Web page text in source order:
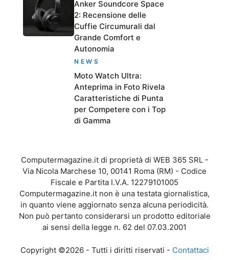
Anker Soundcore Space
2: Recensione delle
Cuffie Circumurali dal
Grande Comfort e
Autonomia
NEWS
Moto Watch Ultra:
Anteprima in Foto Rivela
Caratteristiche di Punta
per Competere con i Top
di Gamma
Computermagazine.it di proprietà di WEB 365 SRL -
Via Nicola Marchese 10, 00141 Roma (RM) - Codice
Fiscale e Partita I.V.A. 12279101005
Computermagazine.it non è una testata giornalistica,
in quanto viene aggiornato senza alcuna periodicità.
Non può pertanto considerarsi un prodotto editoriale
ai sensi della legge n. 62 del 07.03.2001
Copyright ©2026 - Tutti i diritti riservati - Contattaci